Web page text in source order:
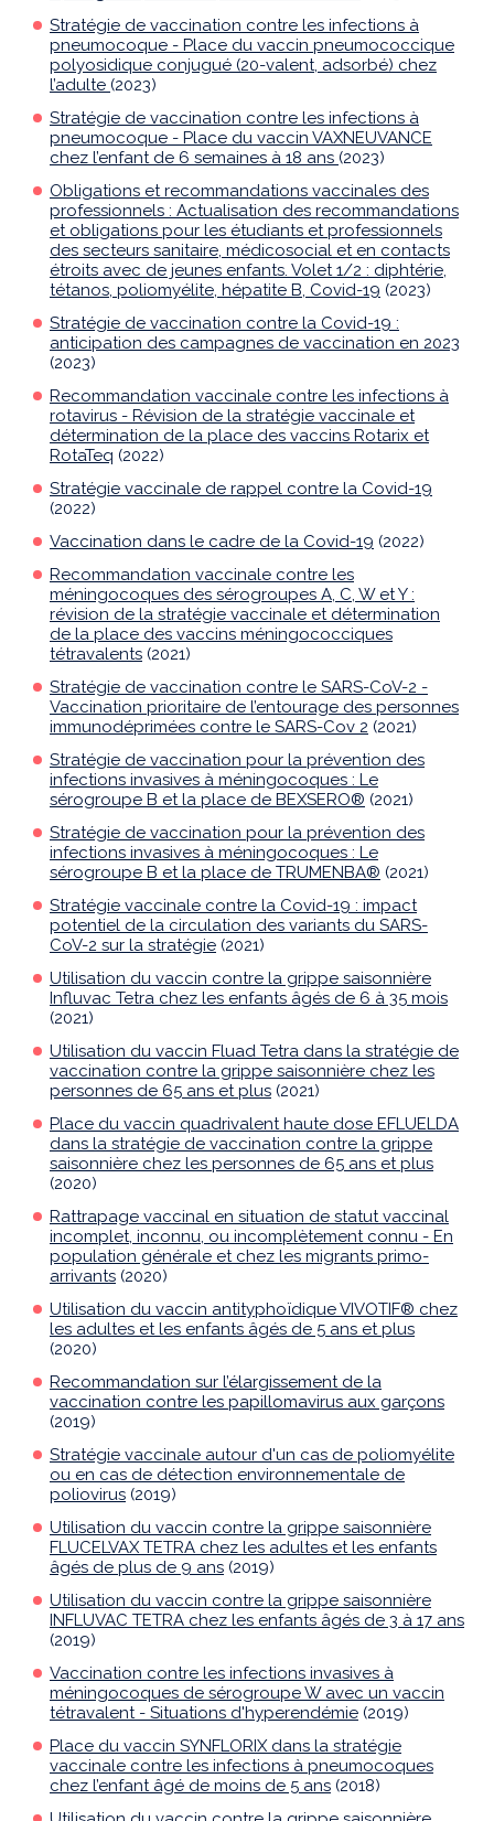
Stratégie de vaccination contre les infections à
pneumocoque - Place du vaccin pneumococcique
polyosidique conjugué (20-valent, adsorbé) chez
l’adulte (2023)
Stratégie de vaccination contre les infections à
pneumocoque - Place du vaccin VAXNEUVANCE
chez l’enfant de 6 semaines à 18 ans (2023)
Obligations et recommandations vaccinales des
professionnels : Actualisation des recommandations
et obligations pour les étudiants et professionnels
des secteurs sanitaire, médicosocial et en contacts
étroits avec de jeunes enfants. Volet 1/2 : diphtérie,
tétanos, poliomyélite, hépatite B, Covid-19 (2023)
Stratégie de vaccination contre la Covid-19 :
anticipation des campagnes de vaccination en 2023
(2023)
Recommandation vaccinale contre les infections à
rotavirus - Révision de la stratégie vaccinale et
détermination de la place des vaccins Rotarix et
RotaTeq (2022)
Stratégie vaccinale de rappel contre la Covid-19
(2022)
Vaccination dans le cadre de la Covid-19 (2022)
Recommandation vaccinale contre les
méningocoques des sérogroupes A, C, W et Y :
révision de la stratégie vaccinale et détermination
de la place des vaccins méningococciques
tétravalents (2021)
Stratégie de vaccination contre le SARS-CoV-2 -
Vaccination prioritaire de l’entourage des personnes
immunodéprimées contre le SARS-Cov 2 (2021)
Stratégie de vaccination pour la prévention des
infections invasives à méningocoques : Le
sérogroupe B et la place de BEXSERO® (2021)
Stratégie de vaccination pour la prévention des
infections invasives à méningocoques : Le
sérogroupe B et la place de TRUMENBA® (2021)
Stratégie vaccinale contre la Covid-19 : impact
potentiel de la circulation des variants du SARS-
CoV-2 sur la stratégie (2021)
Utilisation du vaccin contre la grippe saisonnière
Influvac Tetra chez les enfants âgés de 6 à 35 mois
(2021)
Utilisation du vaccin Fluad Tetra dans la stratégie de
vaccination contre la grippe saisonnière chez les
personnes de 65 ans et plus (2021)
Place du vaccin quadrivalent haute dose EFLUELDA
dans la stratégie de vaccination contre la grippe
saisonnière chez les personnes de 65 ans et plus
(2020)
Rattrapage vaccinal en situation de statut vaccinal
incomplet, inconnu, ou incomplètement connu - En
population générale et chez les migrants primo-
arrivants (2020)
Utilisation du vaccin antityphoïdique VIVOTIF® chez
les adultes et les enfants âgés de 5 ans et plus
(2020)
Recommandation sur l’élargissement de la
vaccination contre les papillomavirus aux garçons
(2019)
Stratégie vaccinale autour d'un cas de poliomyélite
ou en cas de détection environnementale de
poliovirus (2019)
Utilisation du vaccin contre la grippe saisonnière
FLUCELVAX TETRA chez les adultes et les enfants
âgés de plus de 9 ans (2019)
Utilisation du vaccin contre la grippe saisonnière
INFLUVAC TETRA chez les enfants âgés de 3 à 17 ans
(2019)
Vaccination contre les infections invasives à
méningocoques de sérogroupe W avec un vaccin
tétravalent - Situations d'hyperendémie (2019)
Place du vaccin SYNFLORIX dans la stratégie
vaccinale contre les infections à pneumocoques
chez l’enfant âgé de moins de 5 ans (2018)